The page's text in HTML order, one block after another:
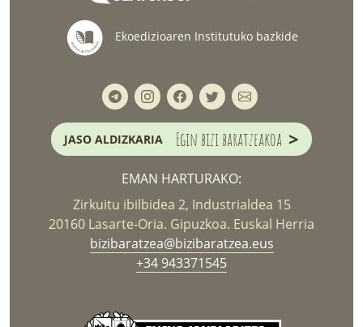
Ekoedizioaren Institutuko bazkide
JASO ALDIZKARIA Egin bizi baratzeakoa >
EMAN HARTURAKO:
Zirkuitu ibilbidea 2, Industrialdea 15
20160 Lasarte-Oria. Gipuzkoa. Euskal Herria
bizibaratzea@bizibaratzea.eus
+34 943371545